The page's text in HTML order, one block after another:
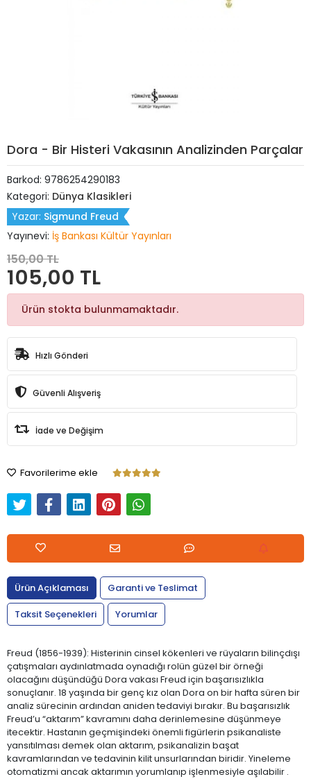
Dora - Bir Histeri Vakasının Analizinden Parçalar
Barkod: 9786254290183
Kategori: Dünya Klasikleri
Yazar: Sigmund Freud
Yayınevi: İş Bankası Kültür Yayınları
150,00 TL
105,00 TL
Ürün stokta bulunmamaktadır.
Hızlı Gönderi
Güvenli Alışveriş
İade ve Değişim
Favorilerime ekle
Ürün Açıklaması
Garanti ve Teslimat
Taksit Seçenekleri
Yorumlar
Freud (1856-1939): Histerinin cinsel kökenleri ve rüyaların bilinçdışı
çatışmaları aydınlatmada oynadığı rolün güzel bir örneği
olacağını düşündüğü Dora vakası Freud için başarısızlıkla
sonuçlanır. 18 yaşında bir genç kız olan Dora on bir hafta süren bir
analiz sürecinin ardından aniden tedaviyi bırakır. Bu başarısızlık
Freud’u “aktarım” kavramını daha derinlemesine düşünmeye
itecektir. Hastanın geçmişindeki önemli figürlerin psikanaliste
yansıtılması demek olan aktarım, psikanalizin başat
kavramlarından ve tedavinin kilit unsurlarından biridir. Yineleme
otomatizmi ancak aktarımın yorumlanıp işlenmesiyle aşılabilir .